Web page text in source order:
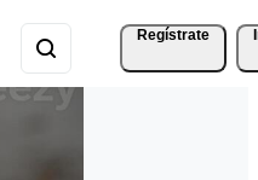
Regístrate